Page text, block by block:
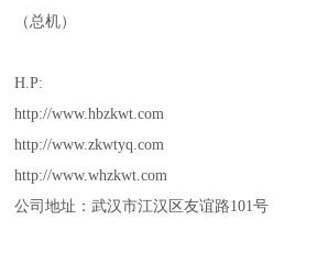
（总机）
H.P:
http://www.hbzkwt.com
http://www.zkwtyq.com
http://www.whzkwt.com
公司地址：武汉市江汉区友谊路101号